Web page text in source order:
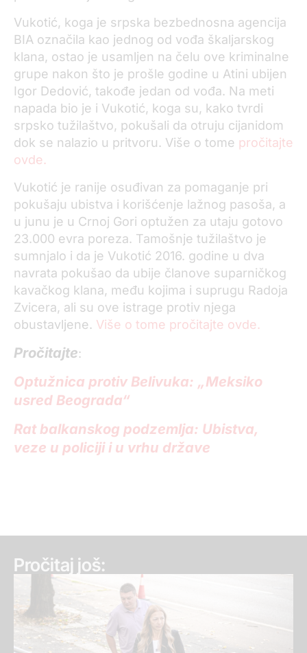
Vukotić, koga je srpska bezbednosna agencija
BIA označila kao jednog od vođa škaljarskog
klana, ostao je usamljen na čelu ove kriminalne
grupe nakon što je prošle godine u Atini ubijen
Igor Dedović, takođe jedan od vođa. Na meti
napada bio je i Vukotić, koga su, kako tvrdi
srpsko tužilaštvo, pokušali da otruju cijanidom
dok se nalazio u pritvoru. Više o tome pročitajte
ovde.
Vukotić je ranije osuđivan za pomaganje pri
pokušaju ubistva i korišćenje lažnog pasoša, a
u junu je u Crnoj Gori optužen za utaju gotovo
23.000 evra poreza. Tamošnje tužilaštvo je
sumnjalo i da je Vukotić 2016. godine u dva
navrata pokušao da ubije članove suparničkog
kavačkog klana, među kojima i suprugu Radoja
Zvicera, ali su ove istrage protiv njega
obustavljene. Više o tome pročitajte ovde.
Pročitajte:
Optužnica protiv Belivuka: „Meksiko
usred Beograda“
Rat balkanskog podzemlja: Ubistva,
veze u policiji i u vrhu države
Pročitaj još: